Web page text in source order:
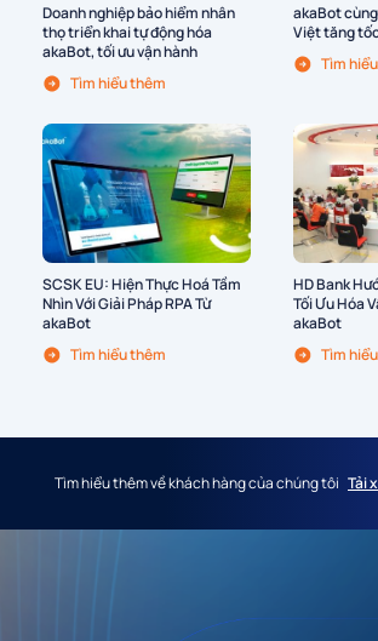
Doanh nghiệp bảo hiểm nhân
thọ triển khai tự động hóa
akaBot, tối ưu vận hành
Tìm hiểu thêm
akaBot
Việt tăng
Tìm
SCSK EU: Hiện Thực Hoá Tầm
Nhìn Với Giải Pháp RPA Từ
akaBot
Tìm hiểu thêm
HD Bank
Tối Ưu Hóa
akaBot
Tìm
Tìm hiểu thêm về khách hàng của chúng tôi Tải